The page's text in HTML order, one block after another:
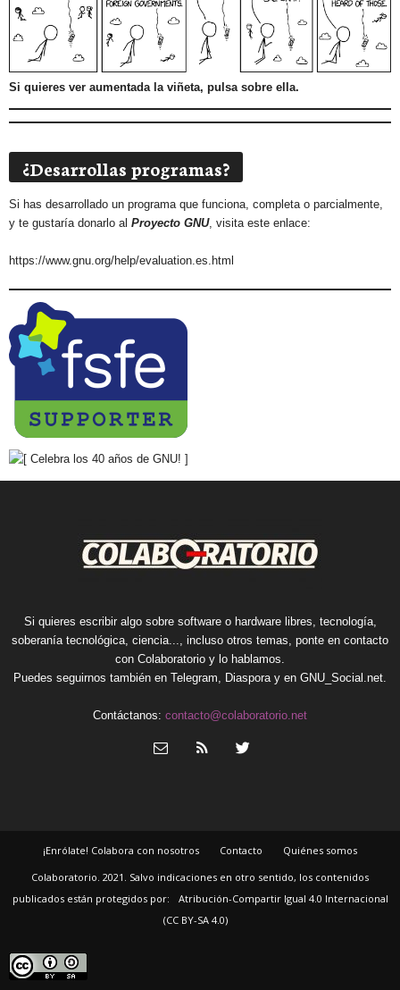
Si quieres ver aumentada la viñeta, pulsa sobre ella.
¿Desarrollas programas?
Si has desarrollado un programa que funciona, completa o parcialmente,
y te gustaría donarlo al Proyecto GNU, visita este enlace:
https://www.gnu.org/help/evaluation.es.html
Si quieres escribir algo sobre software o hardware libres, tecnología,
soberanía tecnológica, ciencia..., incluso otros temas, ponte en contacto
con Colaboratorio y lo hablamos.
Puedes seguirnos también en Telegram Diaspora y en GNU_Social.net
Contáctanos: contacto@colaboratorio.net
¡Enrólate! Colabora con nosotros Contacto
Quiénes somos
Colaboratorio. 2021. Salvo indicaciones en otro sentido, los contenidos
publicados están protegidos por:
Atribución-Compartir Igual 4.0 Internacional
(CC BY-SA 4.0)